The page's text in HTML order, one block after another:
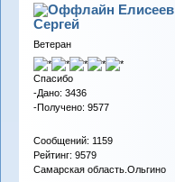
Елисеев
Сергей
Ветеран
Спасибо
-Дано: 3436
-Получено: 9577
Сообщений: 1159
Рейтинг: 9579
Самарская область.Ольгино